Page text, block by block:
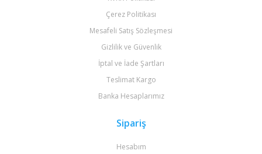
Çerez Politikası
Mesafeli Satış Sözleşmesi
Gizlilik ve Güvenlik
İptal ve İade Şartları
Teslimat Kargo
Banka Hesaplarımız
Sipariş
Hesabım